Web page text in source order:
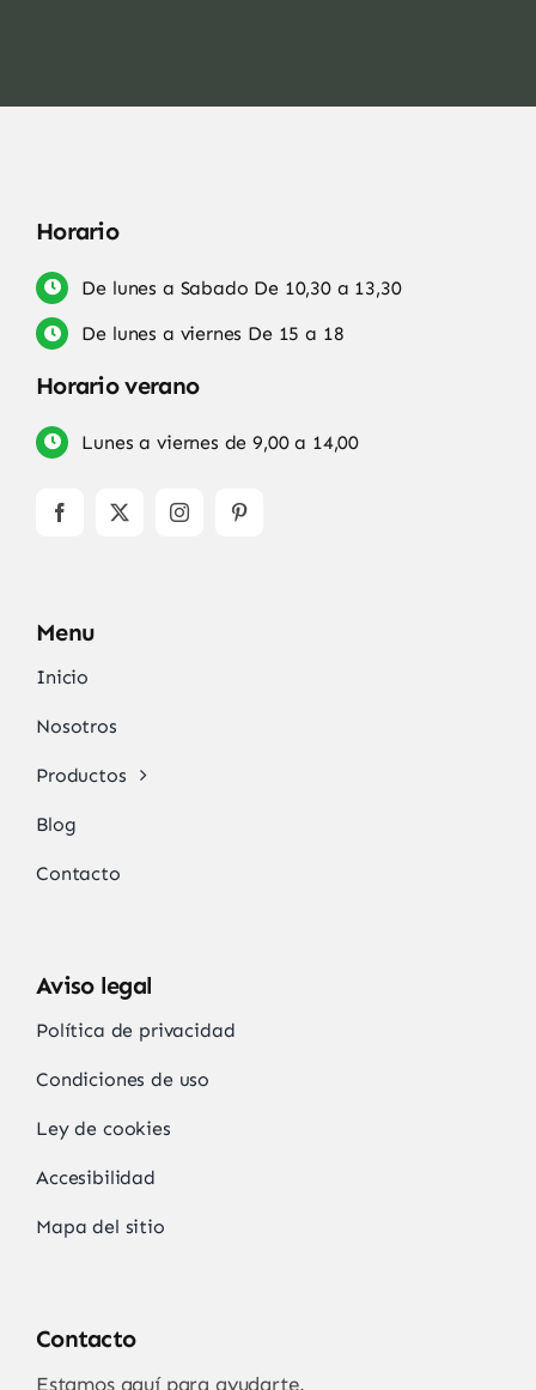
Horario
De lunes a Sabado De 10,30 a 13,30
De lunes a viernes De 15 a 18
Horario verano
Lunes a viernes de 9,00 a 14,00
Menu
Inicio
Nosotros
Productos
Blog
Contacto
Aviso legal
Política de privacidad
Condiciones de uso
Ley de cookies
Accesibilidad
Mapa del sitio
Contacto
Estamos aquí para ayudarte.